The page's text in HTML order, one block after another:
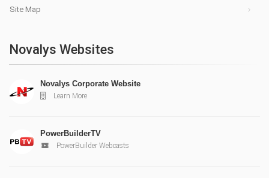
Site Map
Novalys Websites
Novalys Corporate Website
Learn More
PowerBuilderTV
PowerBuilder Webcasts